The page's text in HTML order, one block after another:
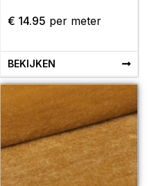
€ 14.95 per meter
BEKIJKEN